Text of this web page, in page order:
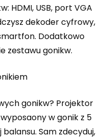
HDMI, USB, port VGA
dekoder cyfrowy,
Dodatkowo
zestawu gonikw.
gonikw? Projektor
w gonik z 5
Sam zdecyduj,